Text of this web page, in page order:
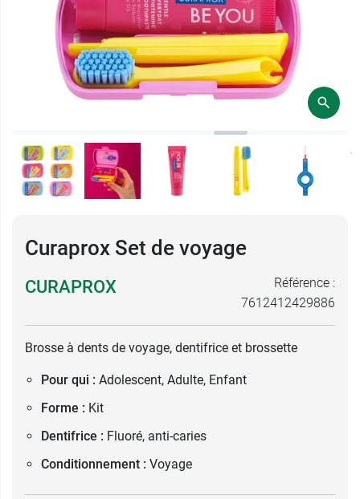
Curaprox Set de voyage
CURAPROX
Référence :
7612412429886
Brosse à dents de voyage, dentifrice et brossette
Pour qui : Adolescent, Adulte, Enfant
Forme : Kit
Dentifrice : Fluoré, anti-caries
Conditionnement : Voyage